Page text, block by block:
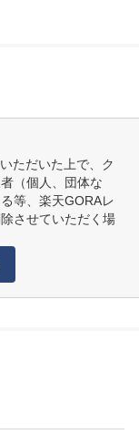
ただいた上で、ク
（個人、団体な
等、楽天GORAレ
させていただく場